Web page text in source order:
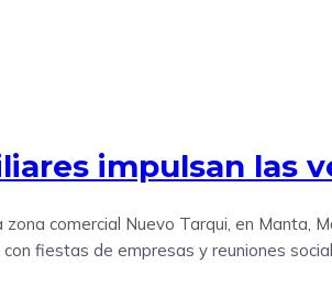
impulsan las
comercial Nuevo Tarqui, en Manta,
fiestas de empresas y reuniones